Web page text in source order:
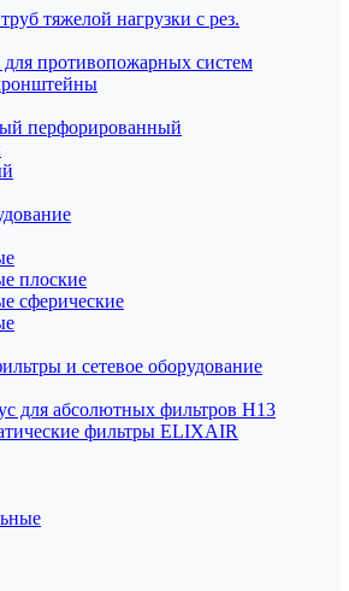
тяжелой нагрузки с рез.
противопожарных систем
перфорированный
плоские
сферические
и сетевое оборудование
для абсолютных фильтров H13
фильтры ELIXAIR